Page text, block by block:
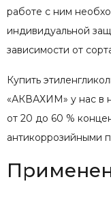
работе с ним
индивидуальной
зависимости от
Купить
«АКВАХИМ» у нас в
от 20 до 60 %
антикоррозийными